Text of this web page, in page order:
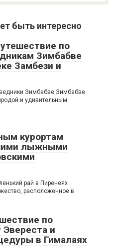
быть интересно
по
Зимбабве
Замбези и
Зимбабве Зимбабве
и удивительным
курортам
лыжными
рай в Пиренеях
расположенное в
по
и
в Гималаях